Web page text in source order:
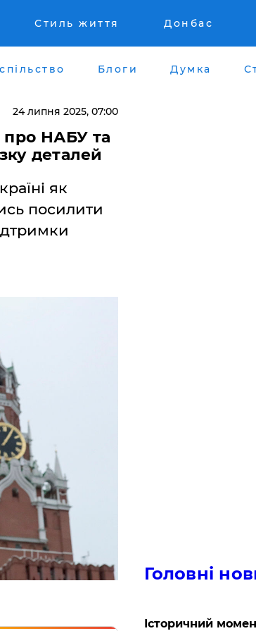
Стиль життя Донбас
Блоги Думка
24 липня 2025, 07:00
про НАБУ та
деталей
як
посилити
Головні
Історичний